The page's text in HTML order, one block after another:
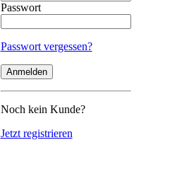
Passwort
Passwort vergessen?
Noch kein Kunde?
Jetzt registrieren